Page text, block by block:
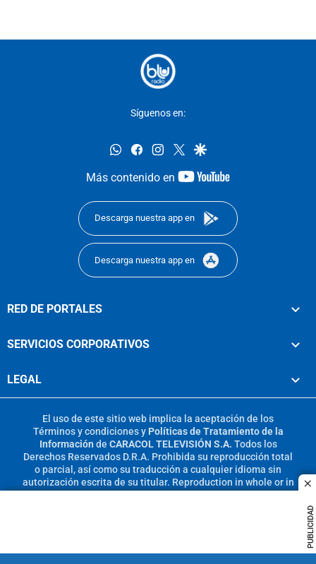
PUBLICIDAD
Síguenos en:
whatsappfacebookinstagram
twittergoogle
Más contenido en
youtube-
Descarga nuestra app en
Descarga nuestra app en
RED DE PORTALES
SERVICIOS CORPORATIVOS
LEGAL
El uso de este sitio web implica la aceptación de los
Términos y condicionesy Políticas de Tratamiento de la
Información de CARACOL TELEVISIÓN S.A. Todos los
Derechos Reservados D.R.A. Prohibida su reproducción total
o parcial, así como su traducción a cualquier idioma sin
autorización escrita de su titular. Reproduction in whole or in